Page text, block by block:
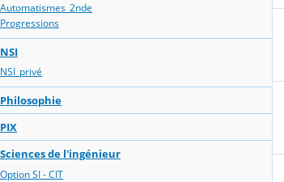
Automatismes_2nde
Progressions
NSI
NSI_privé
Philosophie
PIX
Sciences de l'ingénieur
Option SI - CIT